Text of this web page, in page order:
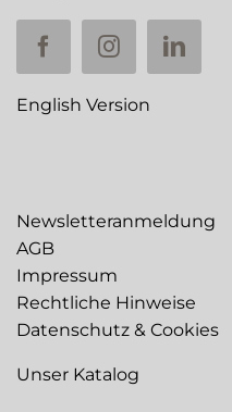
English Version
Newsletteranmeldung
AGB
Impressum
Rechtliche Hinweise
Datenschutz & Cookies
Unser Katalog